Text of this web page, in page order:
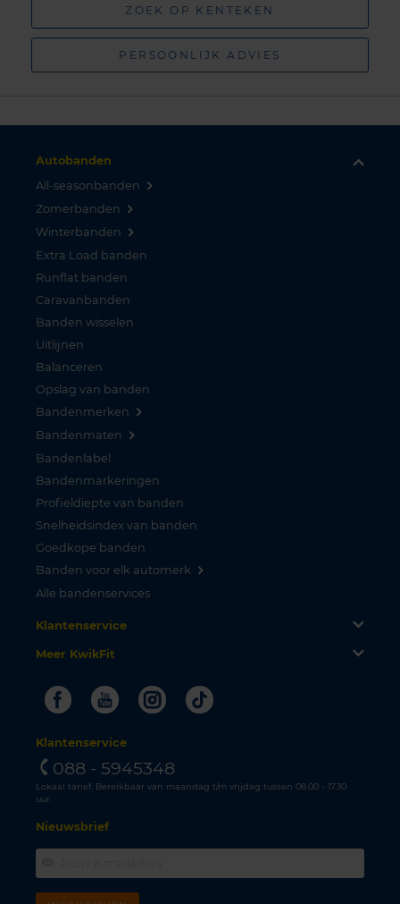
ZOEK OP KENTEKEN
PERSOONLIJK ADVIES
Autobanden
All-seasonbanden
Zomerbanden
Winterbanden
Extra Load banden
Runflat banden
Caravanbanden
Banden wisselen
Uitlijnen
Balanceren
Opslag van banden
Bandenmerken
Bandenmaten
Bandenlabel
Bandenmarkeringen
Profieldiepte van banden
Snelheidsindex van banden
Goedkope banden
Banden voor elk automerk
Alle bandenservices
Klantenservice
Meer KwikFit
FacebookYoutubeInstagram
Tiktok
Klantenservice
088 - 5945348
Lokaal tarief. Bereikbaar van maandag t/m vrijdag tussen 08.00 - 17.30
uur.
Nieuwsbrief